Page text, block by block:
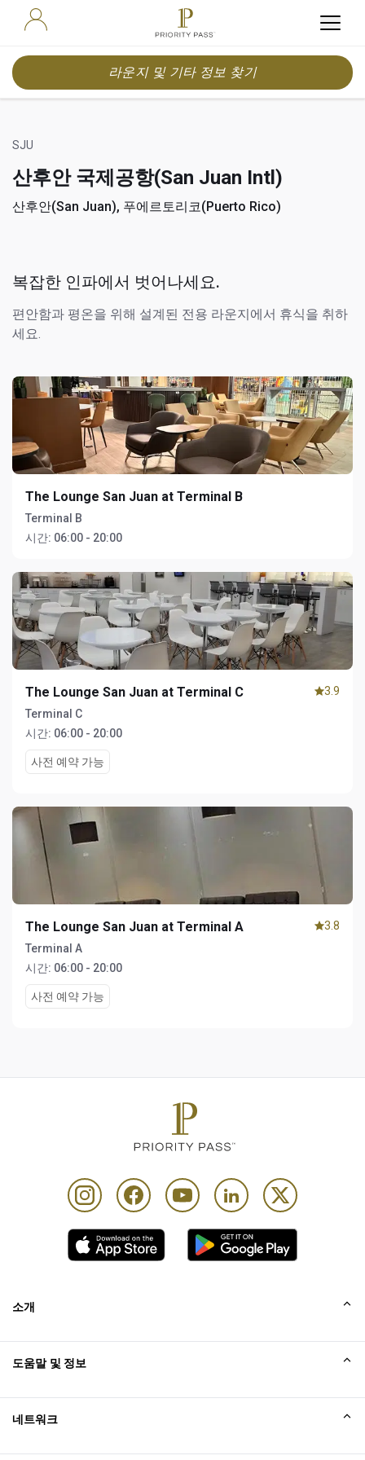
라운지 및 기타 정보 찾기
SJU
산후안 국제공항(San Juan Intl)
산후안(San Juan), 푸에르토리코(Puerto Rico)
복잡한 인파에서 벗어나세요.
편안함과 평온을 위해 설계된 전용 라운지에서 휴식을 취하
세요.
The Lounge San Juan at Terminal B
Terminal B
시간: 06:00 - 20:00
The Lounge San Juan at Terminal C
Terminal C
시간: 06:00 - 20:00
사전 예약 가능
3.9
The Lounge San Juan at Terminal A
Terminal A
시간: 06:00 - 20:00
사전 예약 가능
3.8
소개
도움말 및 정보
네트워크